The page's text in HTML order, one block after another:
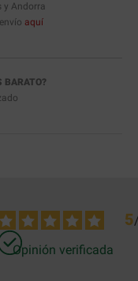
y Andorra
aquí
BARATO?
5
Opinión verificada